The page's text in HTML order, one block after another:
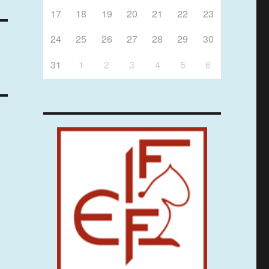
17 18 19 20 21 22
23
24
25 26 27 28 29
30
31
1 2 3 4 5 6